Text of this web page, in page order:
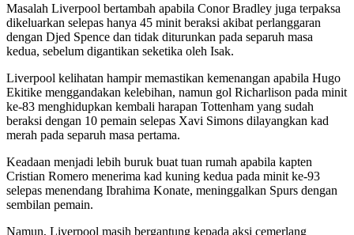
Masalah Liverpool bertambah apabila Conor Bradley juga terpaksa
dikeluarkan selepas hanya 45 minit beraksi akibat perlanggaran
dengan Djed Spence dan tidak diturunkan pada separuh masa
kedua, sebelum digantikan seketika oleh Isak.
Liverpool kelihatan hampir memastikan kemenangan apabila Hugo
Ekitike menggandakan kelebihan, namun gol Richarlison pada minit
ke-83 menghidupkan kembali harapan Tottenham yang sudah
beraksi dengan 10 pemain selepas Xavi Simons dilayangkan kad
merah pada separuh masa pertama.
Keadaan menjadi lebih buruk buat tuan rumah apabila kapten
Cristian Romero menerima kad kuning kedua pada minit ke-93
selepas menendang Ibrahima Konate, meninggalkan Spurs dengan
sembilan pemain.
Namun, Liverpool masih bergantung kepada aksi cemerlang